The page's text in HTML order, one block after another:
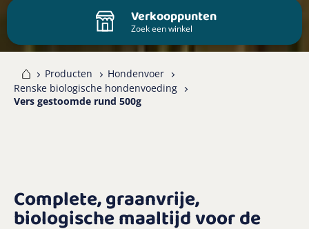
Verkooppunten
Zoek een winkel
Producten
Hondenvoer
Renske biologische hondenvoeding
Vers gestoomde rund 500g
Complete, graanvrije,
biologische maaltijd voor de